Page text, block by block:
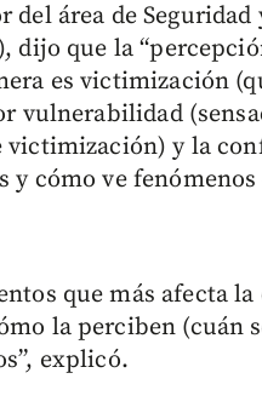
del área de
dijo que la
es victimización
vulnerabilidad
victimización) y la
y cómo ve
que más afecta
la perciben (cuán
explicó.